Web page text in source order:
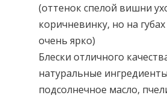
(оттенок спелой вишни
коричневинку, но на
очень ярко)
Блески отличного
натуральные
подсолнечное масло,